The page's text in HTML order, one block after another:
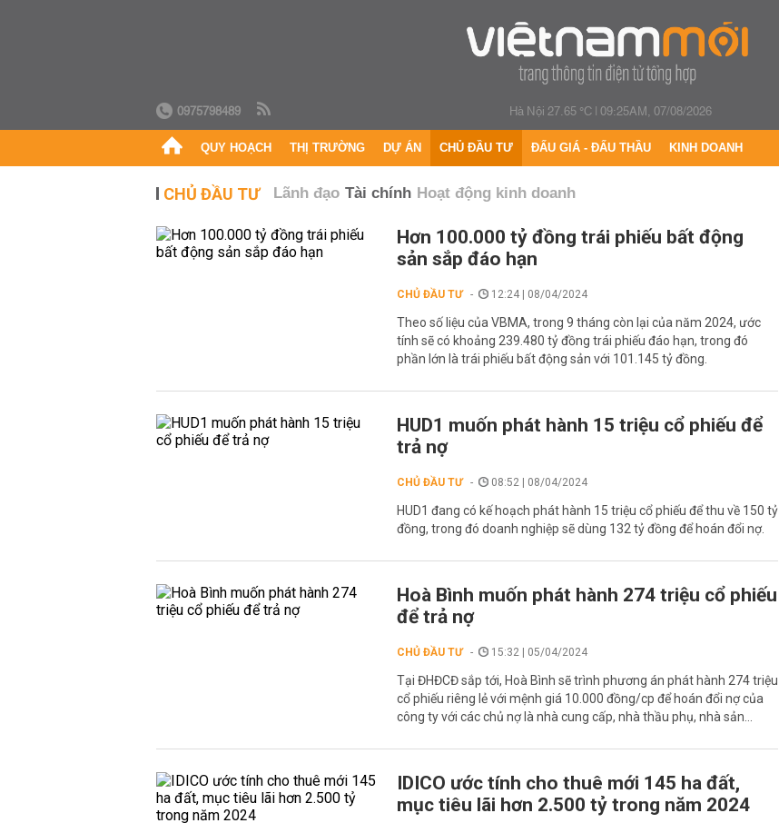
0975798489 Hà Nội 27.65 °C|09:25AM, 07/08/2026
QUY HOẠCH THỊ TRƯỜNG DỰ ÁN CHỦ ĐẦU TƯ ĐẤU GIÁ - ĐẤU THẦU KINH DOANH
CHỦ ĐẦU TƯ Lãnh đạo Tài chính Hoạt động kinh doanh
Hơn 100.000 tỷ đồng trái phiếu bất động
sản sắp đáo hạn
CHỦ ĐẦU TƯ 12:24 | 08/04/2024
Theo số liệu của VBMA, trong 9 tháng còn lại của năm 2024, ước
tính sẽ có khoảng 239.480 tỷ đồng trái phiếu đáo hạn, trong đó
phần lớn là trái phiếu bất động sản với 101.145 tỷ đồng.
HUD1 muốn phát hành 15 triệu cổ phiếu để
trả nợ
CHỦ ĐẦU TƯ 08:52 | 08/04/2024
HUD1 đang có kế hoạch phát hành 15 triệu cổ phiếu để thu về 150 tỷ
đồng, trong đó doanh nghiệp sẽ dùng 132 tỷ đồng để hoán đổi nợ.
Hoà Bình muốn phát hành 274 triệu cổ phiếu
để trả nợ
CHỦ ĐẦU TƯ 15:32 | 05/04/2024
Tại ĐHĐCĐ sắp tới, Hoà Bình sẽ trình phương án phát hành 274 triệu
cổ phiếu riêng lẻ với mệnh giá 10.000 đồng/cp để hoán đổi nợ của
công ty với các chủ nợ là nhà cung cấp, nhà thầu phụ, nhà sản...
IDICO ước tính cho thuê mới 145 ha đất,
mục tiêu lãi hơn 2.500 tỷ trong năm 2024